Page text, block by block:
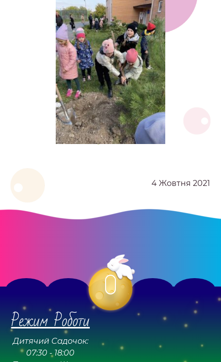
4 Жовтня 2021
Режим Роботи
Дитячий Садочок:
07:30 - 18:00